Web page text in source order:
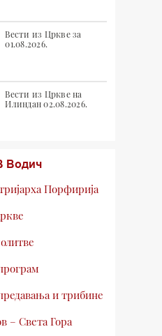
Вести из Цркве за
01.08.2026.
Вести из Цркве на
Илиндан 02.08.2026.
Водич
Порфирија
и трибине
– Света Гора